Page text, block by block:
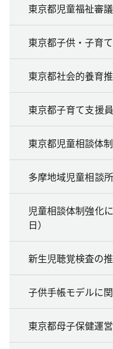
東京都児童福祉審
東京都子供・子育
東京都社会的養育
東京都子育て支援
東京都児童相談体
多摩地域児童相談
児童相談体制強化
日）
新生児聴覚検査の
子供手帳モデルに
東京都母子保健運